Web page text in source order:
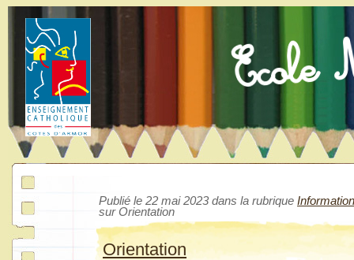
Publié le 22 mai 2023 dans la rubrique Information
sur Orientation
Orientation